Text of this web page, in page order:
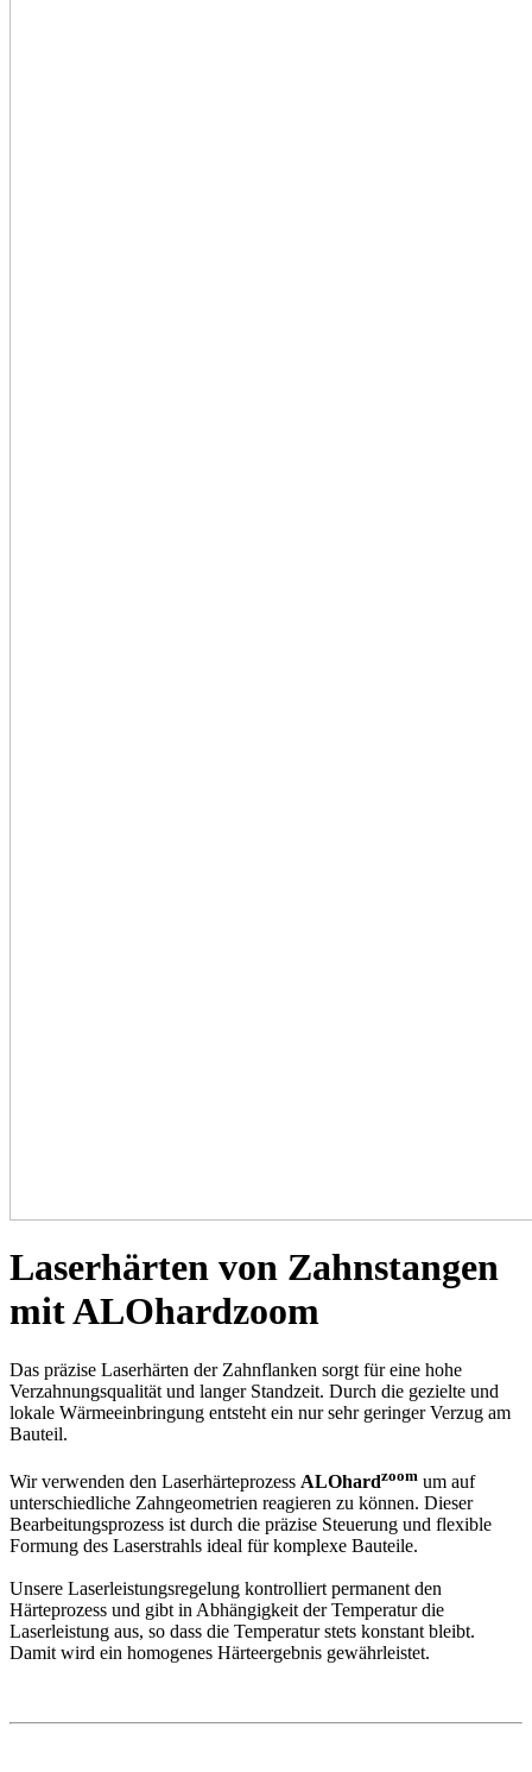
Laserhärten von Zahnstangen
mit ALOhardzoom
Das präzise Laserhärten der Zahnflanken sorgt für eine hohe
Verzahnungsqualität und langer Standzeit. Durch die gezielte und
lokale Wärmeeinbringung entsteht ein nur sehr geringer Verzug am
Bauteil.
Wir verwenden den Laserhärteprozess ALOhardzoom um auf
unterschiedliche Zahngeometrien reagieren zu können. Dieser
Bearbeitungsprozess ist durch die präzise Steuerung und flexible
Formung des Laserstrahls ideal für komplexe Bauteile.
Unsere Laserleistungsregelung kontrolliert permanent den
Härteprozess und gibt in Abhängigkeit der Temperatur die
Laserleistung aus, so dass die Temperatur stets konstant bleibt.
Damit wird ein homogenes Härteergebnis gewährleistet.